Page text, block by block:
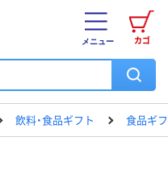
カゴ
メニュー
飲料・食品ギフト 食品ギ